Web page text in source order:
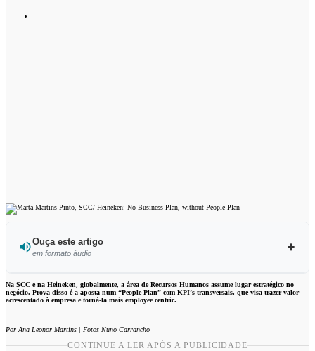
Ouça este artigo
em formato áudio
Ouvir este artigo
Na SCC e na Heineken, globalmente, a área de Recursos Humanos assume lugar estratégico no
negócio. Prova disso é a aposta num “People Plan” com KPI’s transversais, que visa trazer valor
acrescentado à empresa e torná-la mais employee centric.
Por Ana Leonor Martins | Fotos Nuno Carrancho
CONTINUE A LER APÓS A PUBLICIDADE